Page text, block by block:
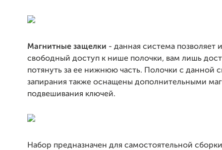
Магнитные защелки - данная система позволяет
свободный доступ к нише полочки, вам лишь
потянуть за ее нижнюю часть. Полочки с данной
запирания также оснащены дополнительными
подвешивания ключей.
Набор предназначен для самостоятельной